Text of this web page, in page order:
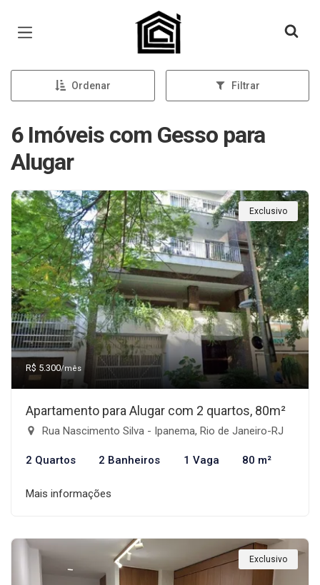
Página inicial
Ordenar Filtrar
6 Imóveis com Gesso para
Alugar
Exclusivo
R$ 5.300/mês
Apartamento para Alugar com 2 quartos, 80m²
Rua Nascimento Silva - Ipanema, Rio de Janeiro-RJ
2 Quartos 2 Banheiros 1 Vaga 80 m²
Mais informações
Exclusivo